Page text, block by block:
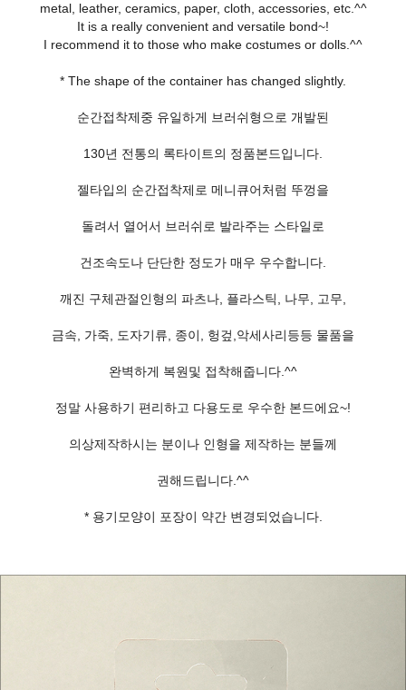
metal, leather, ceramics, paper, cloth, accessories, etc.^^
It is a really convenient and versatile bond~!
I recommend it to those who make costumes or dolls.^^
* The shape of the container has changed slightly.
순간접착제중 유일하게 브러쉬형으로 개발된
130년 전통의 록타이트의 정품본드입니다.
젤타입의 순간접착제로 메니큐어처럼 뚜껑을
돌려서 열어서 브러쉬로 발라주는 스타일로
건조속도나 단단한 정도가 매우 우수합니다.
깨진 구체관절인형의 파츠나, 플라스틱, 나무, 고무,
금속, 가죽, 도자기류, 종이, 헝겊,악세사리등등 물품을
완벽하게 복원및 접착해줍니다.^^
정말 사용하기 편리하고 다용도로 우수한 본드에요~!
의상제작하시는 분이나 인형을 제작하는 분들께
권해드립니다.^^
* 용기모양이 포장이 약간 변경되었습니다.